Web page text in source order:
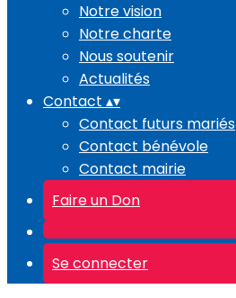
Notre vision
Notre charte
Nous soutenir
Actualités
Contact ▴▾
Contact futurs mariés
Contact bénévole
Contact mairie
Faire un Don
Se connecter